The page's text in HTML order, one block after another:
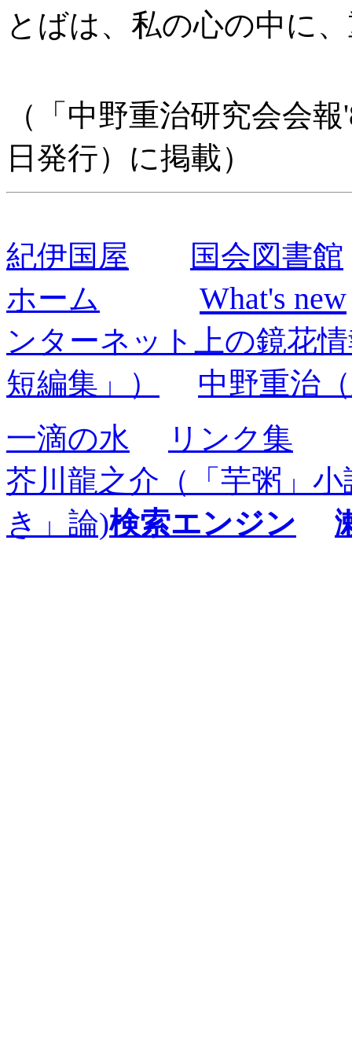
とばは、私の心の中に
（「中野重治研究会会
日発行）に掲載）
紀伊国屋
国会図書館
ホーム
What's new
ンターネット上の鏡花
短編集」）
中野重治
一滴の水
リンク集
芥川龍之介（「芋粥」小
き」論)検索エンジン